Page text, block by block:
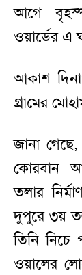
আগে
ওয়ার্ডের এ
আকাশ
গ্রামের
জানা
কোরবান
তলার
দুপুরে ৩য়
তিনি নিচে
ওয়ালের